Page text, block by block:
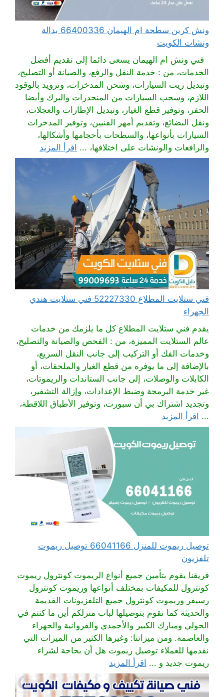
ونش كرين سطحة ام الهيمان 66400336 بدالة
ونشات الكويت
فني ونش ام الهيمان يسعى دائما إلى تقديم أفضل
الخدمات، من : خدمة النقل والرفع، والصيانة أو التصليح،
وتبديل زيت السيارات، وشحن المدخرات، وتزويد بالوقود
اللازم، وسحب السيارات من المنحدرات والبرك وأيضا
الحفر، وتوفير قطع الغيار، وتبديل الإطارات والعجلات،
ونقل البضائع، وتقديم أمهر الفنيين، وتوفير المدخرات
السيارات بأنواعها، والسطحات بأحجامها وأشكالها،
والرافعات والونشات على اختلافها، ... اقرأ المزيد
فني ستلايت المطلاع 52227330 فني ستلايت هندي
الجهراء
يقدم فني ستلايت المطلاع كل ما يلزمك من خدمات
عالم الستلايت المميزة، من : الفحص والصيانة والتصليح،
وخدمات الفك أو التركيب إلى جانب النقل السريع،
بالإضافة إلى ما يوفره من قطع الغيار والملحقات، أو
الكابلات والوصلات، إلى جانب الستاندات والريموتات،
غير خدمة البرمجة وضبط الإعدادات، وإزالة التشفير،
وتجديد اشتراك بي أن سبورت، وتوفير الأطباق اللاقطة،
... اقرأ المزيد
توصيل ريموت للمنزل 66041166 توصيل ريموت
تلفزيون
فريقنا يقوم بتأمين جميع أنواع الريموت كونترول ريموت
كونترول للمكيفات بمختلف أنواعها وريموت كونترول
رسيفر وريموت كونترول جميع التلفزيونات القديمة
والحديثة كما نقوم بتوصيلها لباب منزلكم أين ما كنتم في
الحولي ومبارك الكبير والأحمدي والفروانية والجهراء
والعاصمة. ومن ميزاتنا: وغيرها الكثير من الميزات التي
نقدمها للعملاء توصيل ريموت هل أن بحاجة لشراء
ريموت جديد و ... اقرأ المزيد